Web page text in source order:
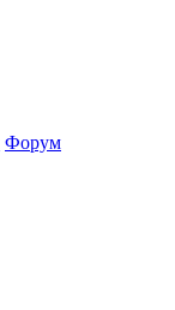
Форум